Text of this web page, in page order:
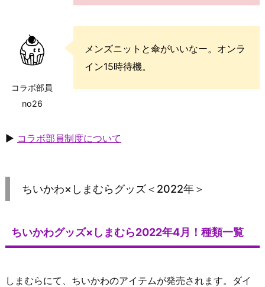
コラボ部員
no26
メンズニットと傘がいいなー。オンラ
イン15時待機。
▶ コラボ部員制度について
ちいかわ×しまむらグッズ＜2022年＞
ちいかわグッズ×しまむら2022年4月！種類一覧
しまむらにて、ちいかわのアイテムが発売されます。ダイ